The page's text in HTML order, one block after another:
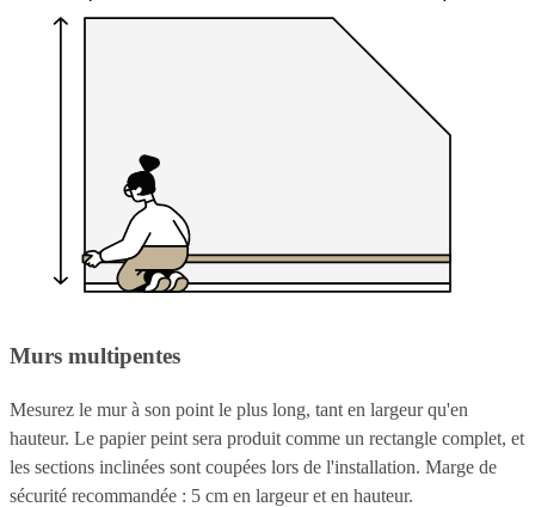
Murs multipentes
Mesurez le mur à son point le plus long, tant en largeur qu'en
hauteur. Le papier peint sera produit comme un rectangle complet, et
les sections inclinées sont coupées lors de l'installation. Marge de
sécurité recommandée : 5 cm en largeur et en hauteur.